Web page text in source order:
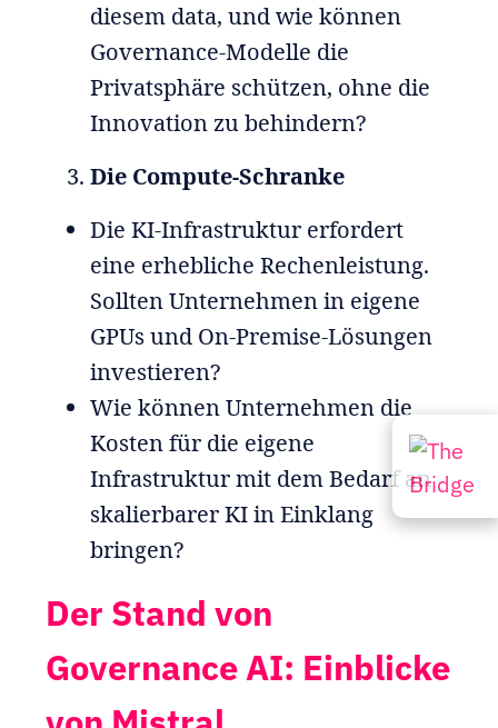
diesem data, und wie können
Governance-Modelle die
Privatsphäre schützen, ohne die
Innovation zu behindern?
Die Compute-Schranke
Die KI-Infrastruktur erfordert
eine erhebliche Rechenleistung.
Sollten Unternehmen in eigene
GPUs und On-Premise-Lösungen
investieren?
Wie können Unternehmen die
Kosten für die eigene
Infrastruktur mit dem Bedarf an
skalierbarer KI in Einklang
bringen?
Der Stand von
Governance AI: Einblicke